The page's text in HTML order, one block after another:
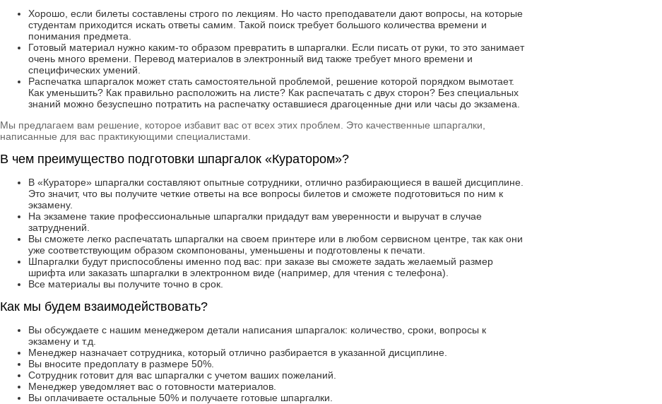
Хорошо, если билеты составлены строго по лекциям. Но часто преподаватели дают вопросы, на которые
студентам приходится искать ответы самим. Такой поиск требует большого количества времени и
понимания предмета.
Готовый материал нужно каким-то образом превратить в шпаргалки. Если писать от руки, то это занимает
очень много времени. Перевод материалов в электронный вид также требует много времени и
специфических умений.
Распечатка шпаргалок может стать самостоятельной проблемой, решение которой порядком вымотает.
Как уменьшить? Как правильно расположить на листе? Как распечатать с двух сторон? Без специальных
знаний можно безуспешно потратить на распечатку оставшиеся драгоценные дни или часы до экзамена.
Мы предлагаем вам решение, которое избавит вас от всех этих проблем. Это качественные шпаргалки,
написанные для вас практикующими специалистами.
В чем преимущество подготовки шпаргалок «Куратором»?
В «Кураторе» шпаргалки составляют опытные сотрудники, отлично разбирающиеся в вашей дисциплине.
Это значит, что вы получите четкие ответы на все вопросы билетов и сможете подготовиться по ним к
экзамену.
На экзамене такие профессиональные шпаргалки придадут вам уверенности и выручат в случае
затруднений.
Вы сможете легко распечатать шпаргалки на своем принтере или в любом сервисном центре, так как они
уже соответствующим образом скомпонованы, уменьшены и подготовлены к печати.
Шпаргалки будут приспособлены именно под вас: при заказе вы сможете задать желаемый размер
шрифта или заказать шпаргалки в электронном виде (например, для чтения с телефона).
Все материалы вы получите точно в срок.
Как мы будем взаимодействовать?
Вы обсуждаете с нашим менеджером детали написания шпаргалок: количество, сроки, вопросы к
экзамену и т.д.
Менеджер назначает сотрудника, который отлично разбирается в указанной дисциплине.
Вы вносите предоплату в размере 50%.
Сотрудник готовит для вас шпаргалки с учетом ваших пожеланий.
Менеджер уведомляет вас о готовности материалов.
Вы оплачиваете остальные 50% и получаете готовые шпаргалки.